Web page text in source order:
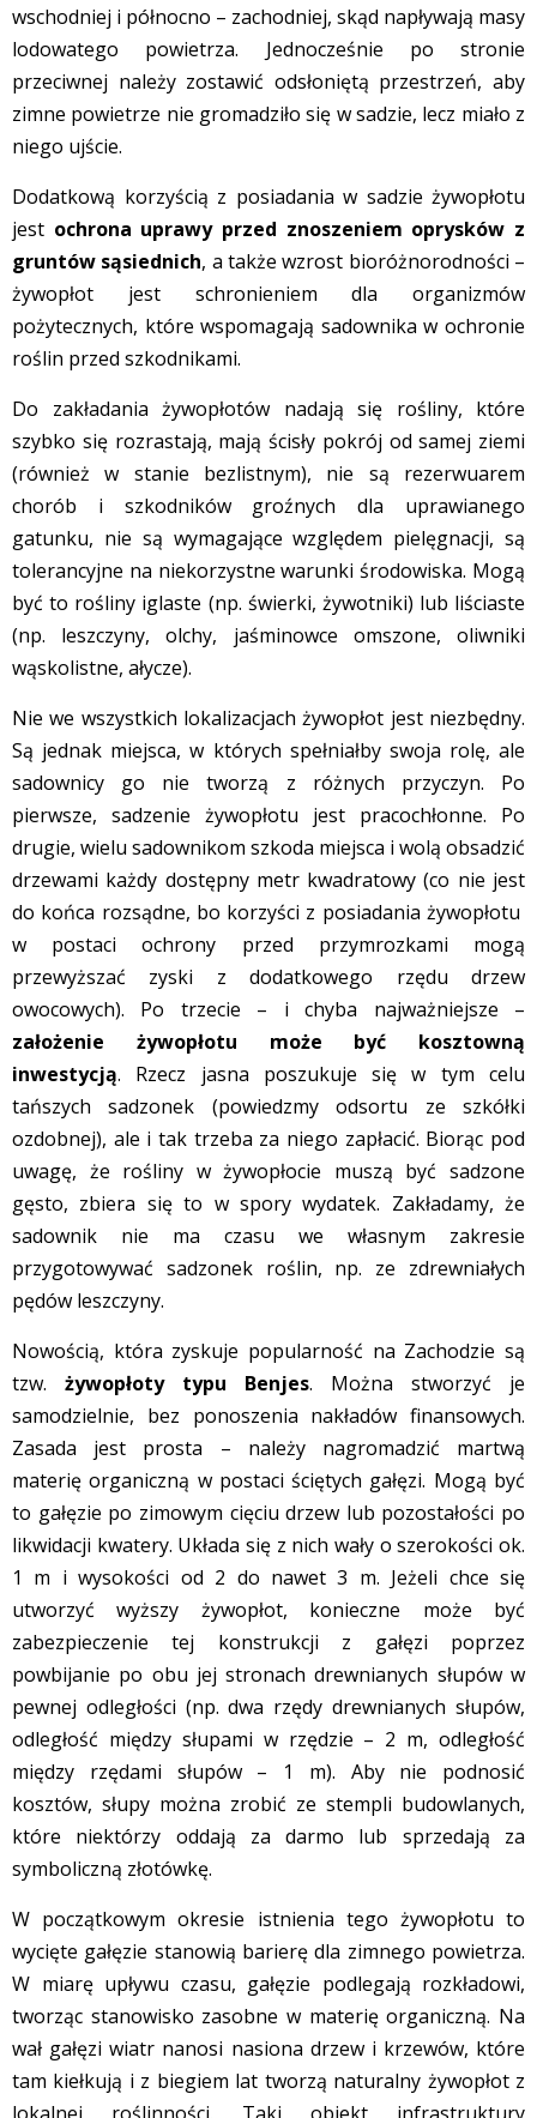
wschodniej i północno – zachodniej, skąd napływają masy
lodowatego powietrza. Jednocześnie po stronie
przeciwnej należy zostawić odsłoniętą przestrzeń, aby
zimne powietrze nie gromadziło się w sadzie, lecz miało z
niego ujście.
Dodatkową korzyścią z posiadania w sadzie żywopłotu
jest ochrona uprawy przed znoszeniem oprysków z
gruntów sąsiednich, a także wzrost bioróżnorodności –
żywopłot jest schronieniem dla organizmów
pożytecznych, które wspomagają sadownika w ochronie
roślin przed szkodnikami.
Do zakładania żywopłotów nadają się rośliny, które
szybko się rozrastają, mają ścisły pokrój od samej ziemi
(również w stanie bezlistnym), nie są rezerwuarem
chorób i szkodników groźnych dla uprawianego
gatunku, nie są wymagające względem pielęgnacji, są
tolerancyjne na niekorzystne warunki środowiska. Mogą
być to rośliny iglaste (np. świerki, żywotniki) lub liściaste
(np. leszczyny, olchy, jaśminowce omszone, oliwniki
wąskolistne, ałycze).
Nie we wszystkich lokalizacjach żywopłot jest niezbędny.
Są jednak miejsca, w których spełniałby swoja rolę, ale
sadownicy go nie tworzą z różnych przyczyn. Po
pierwsze, sadzenie żywopłotu jest pracochłonne. Po
drugie, wielu sadownikom szkoda miejsca i wolą obsadzić
drzewami każdy dostępny metr kwadratowy (co nie jest
do końca rozsądne, bo korzyści z posiadania żywopłotu
w postaci ochrony przed przymrozkami mogą
przewyższać zyski z dodatkowego rzędu drzew
owocowych). Po trzecie – i chyba najważniejsze –
założenie żywopłotu może być kosztowną
inwestycją. Rzecz jasna poszukuje się w tym celu
tańszych sadzonek (powiedzmy odsortu ze szkółki
ozdobnej), ale i tak trzeba za niego zapłacić. Biorąc pod
uwagę, że rośliny w żywopłocie muszą być sadzone
gęsto, zbiera się to w spory wydatek. Zakładamy, że
sadownik nie ma czasu we własnym zakresie
przygotowywać sadzonek roślin, np. ze zdrewniałych
pędów leszczyny.
Nowością, która zyskuje popularność na Zachodzie są
tzw. żywopłoty typu Benjes. Można stworzyć je
samodzielnie, bez ponoszenia nakładów finansowych.
Zasada jest prosta – należy nagromadzić martwą
materię organiczną w postaci ściętych gałęzi. Mogą być
to gałęzie po zimowym cięciu drzew lub pozostałości po
likwidacji kwatery. Układa się z nich wały o szerokości ok.
1 m i wysokości od 2 do nawet 3 m. Jeżeli chce się
utworzyć wyższy żywopłot, konieczne może być
zabezpieczenie tej konstrukcji z gałęzi poprzez
powbijanie po obu jej stronach drewnianych słupów w
pewnej odległości (np. dwa rzędy drewnianych słupów,
odległość między słupami w rzędzie – 2 m, odległość
między rzędami słupów – 1 m). Aby nie podnosić
kosztów, słupy można zrobić ze stempli budowlanych,
które niektórzy oddają za darmo lub sprzedają za
symboliczną złotówkę.
W początkowym okresie istnienia tego żywopłotu to
wycięte gałęzie stanowią barierę dla zimnego powietrza.
W miarę upływu czasu, gałęzie podlegają rozkładowi,
tworząc stanowisko zasobne w materię organiczną. Na
wał gałęzi wiatr nanosi nasiona drzew i krzewów, które
tam kiełkują i z biegiem lat tworzą naturalny żywopłot z